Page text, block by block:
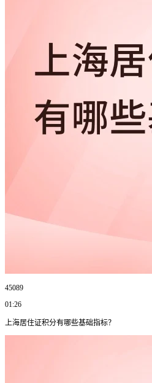
45089
01:26
上海居住证积分有哪些基础指标？